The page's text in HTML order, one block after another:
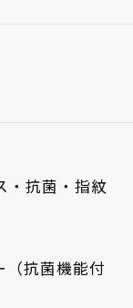
・抗菌・指紋
（抗菌機能付